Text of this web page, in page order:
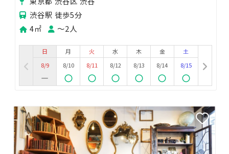
渋谷駅 徒歩5分
4㎡
〜2人
日
8/9
月
8/10
火
8/11
水
8/12
木
8/13
金
8/14
土
8/15